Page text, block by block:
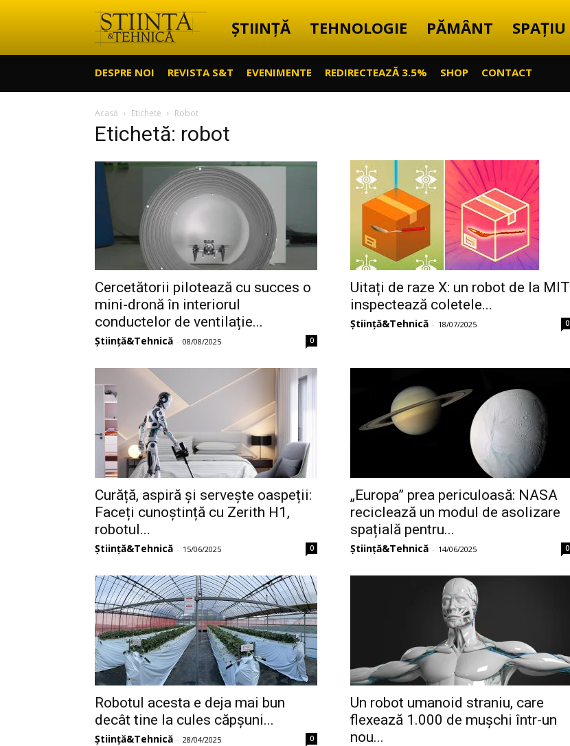
Știință
Tehnică
ȘTIINȚĂ TEHNOLOGIE PĂMÂNT SPAȚIU
DESPRE NOI REVISTA S&T EVENIMENTE REDIRECTEAZĂ 3.5% SHOP CONTACT
Acasă Etichete Robot
Etichetă: robot
Cercetătorii pilotează cu succes o
mini-dronă în interiorul
conductelor de ventilație...
Știință&Tehnică - 08/08/2025 0
Uitați de raze X: un robot de la MIT
inspectează coletele...
Știință&Tehnică - 18/07/2025 0
Curăță, aspiră și servește oaspeții:
Faceți cunoștință cu Zerith H1,
robotul...
Știință&Tehnică - 15/06/2025 0
„Europa” prea periculoasă: NASA
reciclează un modul de asolizare
spațială pentru...
Știință&Tehnică - 14/06/2025 0
Robotul acesta e deja mai bun
decât tine la cules căpșuni...
Știință&Tehnică - 28/04/2025 0
Un robot umanoid straniu, care
flexează 1.000 de mușchi într-un
nou...